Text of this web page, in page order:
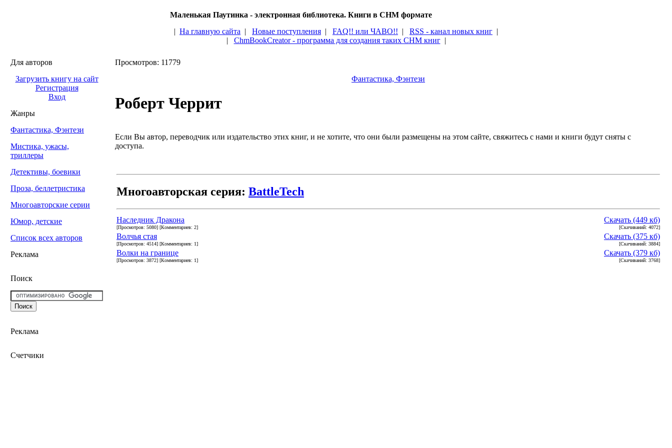
Маленькая Паутинка - электронная библиотека. Книги в CHM формате
| На главную сайта | Новые поступления | FAQ!! или ЧАВО!! | RSS - канал новых книг |
| ChmBookCreator - программа для создания таких CHM книг|
Для авторов
Загрузить книгу на сайт
Регистрация
Вход
Жанры
Фантастика, Фэнтези
Мистика, ужасы,
триллеры
Детективы, боевики
Проза, беллетристика
Многоавторские серии
Юмор, детские
Список всех авторов
Реклама
Поиск
Реклама
Счетчики
Просмотров: 11779
Фантастика, Фэнтези
Роберт Черрит
Если Вы автор, переводчик или издательство этих книг, и не хотите, что они были размещены на этом сайте, свяжитесь с нами и книги будут сняты с
доступа.
Многоавторская серия: BattleTech
Наследник Дракона
[Просмотров: 5080] [Комментариев: 2]
Скачать (449 кб)
[Скачиваний: 4072]
Волчья стая
[Просмотров: 4514] [Комментариев: 1]
Скачать (375 кб)
[Скачиваний: 3884]
Волки на границе
[Просмотров: 3872] [Комментариев: 1]
Скачать (379 кб)
[Скачиваний: 3768]